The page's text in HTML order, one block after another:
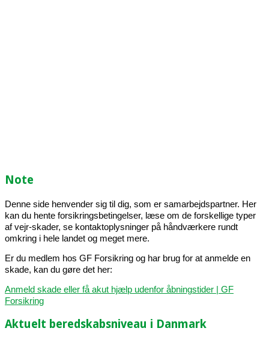
Note
Denne side henvender sig til dig, som er samarbejdspartner. Her
kan du hente forsikringsbetingelser, læse om de forskellige typer
af vejr-skader, se kontaktoplysninger på håndværkere rundt
omkring i hele landet og meget mere.
Er du medlem hos GF Forsikring og har brug for at anmelde en
skade, kan du gøre det her:
Anmeld skade eller få akut hjælp udenfor åbningstider | GF
Forsikring
Aktuelt beredskabsniveau i Danmark